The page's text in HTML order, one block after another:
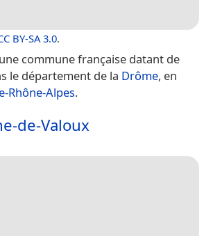
BY-SA 3.0.
commune française datant de
le département de la Drôme, en
Rhône-Alpes.
de-Valoux